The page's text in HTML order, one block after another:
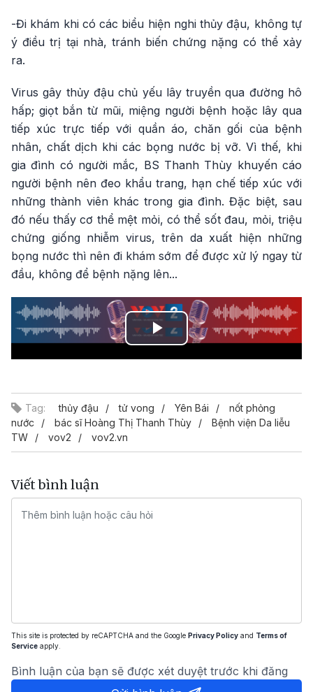
-Đi khám khi có các biểu hiện nghi thủy đậu, không tự
ý điều trị tại nhà, tránh biến chứng nặng có thể xảy
ra.
Virus gây thủy đậu chủ yếu lây truyền qua đường hô
hấp; giọt bắn từ mũi, miệng người bệnh hoặc lây qua
tiếp xúc trực tiếp với quần áo, chăn gối của bệnh
nhân, chất dịch khi các bọng nước bị vỡ. Vì thế, khi
gia đình có người mắc, BS Thanh Thùy khuyến cáo
người bệnh nên đeo khẩu trang, hạn chế tiếp xúc với
những thành viên khác trong gia đình. Đặc biệt, sau
đó nếu thấy cơ thể mệt mỏi, có thể sốt đau, mỏi, triệu
chứng giống nhiễm virus, trên da xuất hiện những
bọng nước thì nên đi khám sớm để được xử lý ngay từ
đầu, không để bệnh nặng lên...
Play
Tag: thủy đậu tử vong Yên Bái
nốt phỏng
nước
bác sĩ Hoàng Thị Thanh Thùy
Bệnh viện Da liễu
TW
vov2 vov2.vn
Viết bình luận
This site is protected by reCAPTCHA and the Google Privacy Policy and Terms of
Service apply.
Bình luận của bạn sẽ được xét duyệt trước khi đăng